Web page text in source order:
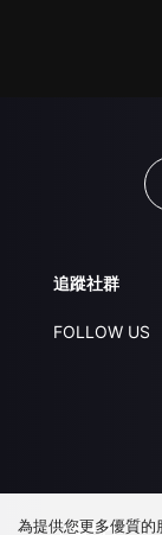
追蹤社群
FOLLOW US
下載 APP
為提供您更多優質